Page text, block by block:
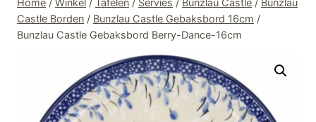
Home / Winkel / Tafelen / Servies / Bunzlau Castle / Bunzlau
Castle Borden / Bunzlau Castle Gebaksbord 16cm /
Bunzlau Castle Gebaksbord Berry-Dance-16cm